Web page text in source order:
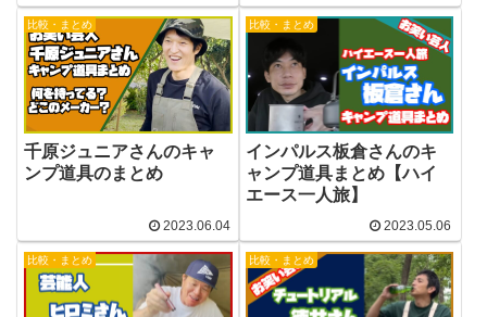
比較・まとめ
千原ジュニアさんのキャ
ンプ道具のまとめ
2023.06.04
比較・まとめ
インパルス板倉さんのキ
ャンプ道具まとめ【ハイ
エース一人旅】
2023.05.06
比較・まとめ 比較・まとめ